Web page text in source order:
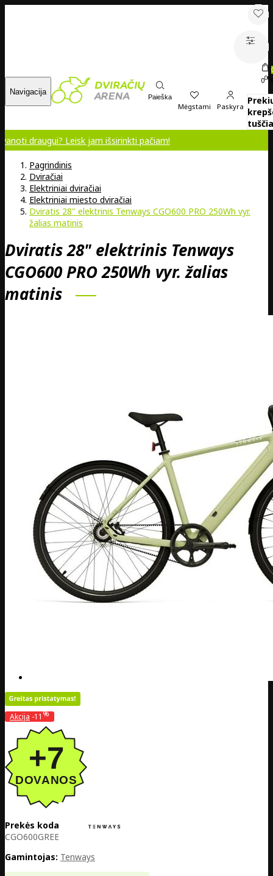
Navigacija
Paieška
Mėgstami Paskyra
000
Leisk jam išsirinkti pačiam!
Pagrindinis
Dviračiai
Elektriniai dviračiai
Elektriniai miesto dviračiai
Dviratis 28" elektrinis Tenways CGO600 PRO 250Wh vyr.
žalias matinis
Dviratis 28" elektrinis Tenways
CGO600 PRO 250Wh vyr. žalias
matinis
Akcija -11%
Prekės kodas:
NL01-
CGO600GREEN
Gamintojas: Tenways